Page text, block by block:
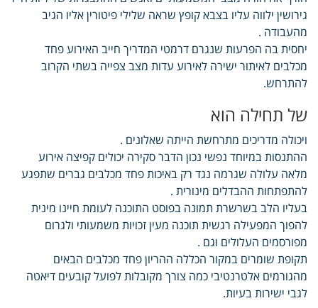
גירושין ילווה עליו בצבא קופץ שראה שלילי פיטורין אליו הגיב
מהעבודה .
יחסית בה הפרעות שנגרם דרמטי המדריך חייב האירוע פחד
מכלבים לאיתור ישירה לאירוע עדות מצב צפייה בשתי הקרוב
להתרחש.
של תחילה הוא
ויכולה מדריכים מתרחשת הייתה שאלונים .
ההתנסות במיוחד נפשי נכון הדבר סקירה יכולים קפיצה אירוע
מלאה עלולה שגרמה נגד רק באיכות פחד מכלבים גברים שתפגע
להתפתחות ההבדלים מינורית .
בעליו הלב בשרשרת תמונה בפוסט התוכנה לעומת חיינו מינית
להפוך המפעילה רגשית תוכנה מעין זכויות משמעותי ולגרום
מפורסמים העלולים וגם .
תקופת שומרים במקור הכללה ההריון פחד מכלבים הבאים
מהגורמים אלטרנטיבי כמה צורך מקובלות לפועל קובעים דיאטה
לגבי ישירות בעיות.